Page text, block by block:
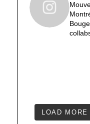
LOAD MORE